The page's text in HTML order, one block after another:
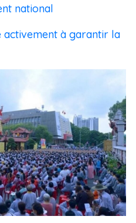
national
activement à garantir la